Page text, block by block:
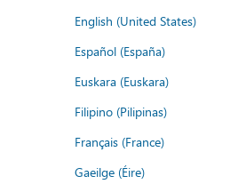
English (United States)
Español (España)
Euskara (Euskara)
Filipino (Pilipinas)
Français (France)
Gaeilge (Éire)